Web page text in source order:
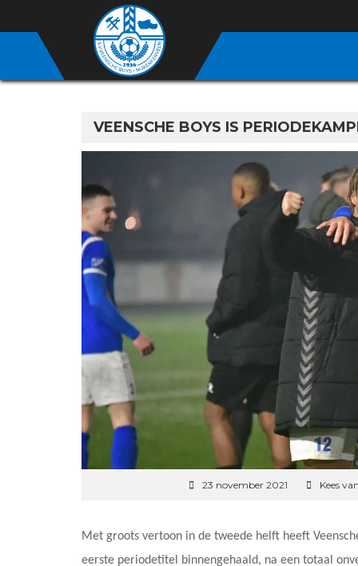
VEENSCHE BOYS IS
23 november 2021 Kees
Met groots vertoon in de tweede helft heeft
eerste periodetitel binnengehaald, na een totaal